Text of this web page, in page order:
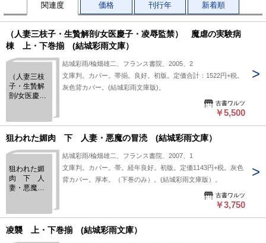
関連度 価格 刊行年 新着順
（人妻三枝子・生贄解剖/女医慶子・凌辱監禁） 魔虐の実験病
棟 上・下巻揃 (結城彩雨文庫）
（人妻三枝
子・生贄解
剖/女医慶
の実験病
棟 上・下
巻揃 (結城
彩雨文庫）
結城彩雨/楡畑雄二、フランス書院、2005、2
文庫判。カバー。帯揃。良好。初版。定価合計：1522円+税。
灰色背カバー。(結城彩雨文庫版)。
古書ワルツ
￥5,500
狙われた媚肉 下 人妻・悪魔の冒涜 (結城彩雨文庫）
狙われた媚
肉 下 人
妻・悪魔の
結城彩雨/楡畑雄二、フランス書院、2007、1
文庫判。カバー。帯。経年良好。初版。定価1143円+税。灰色
背カバー。厚本。（下巻のみ）。(結城彩雨文庫版）。
古書ワルツ
￥3,750
凌襲 上・下巻揃 (結城彩雨文庫）